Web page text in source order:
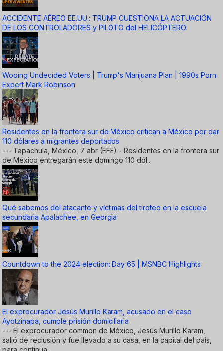
ACCIDENTE AÉREO EE.UU.: TRUMP CUESTIONA LA ACTUACIÓN
DE LOS CONTROLADORES y PILOTO del HELICÓPTERO
Wooing Undecided Voters | Trump's Marijuana Plan | 1990s Porn
Expert Mark Robinson
Residentes en la frontera sur de México critican a México por dar
110 dólares a migrantes deportados
--- Tapachula, México, 7 abr (EFE) - Residentes en la frontera sur
de México entregarán este domingo 110 dól...
Qué sabemos del atacante y víctimas del tiroteo en la escuela
secundaria Apalachee, en Georgia
Countdown to the 2024 election: Day 65 | MSNBC Highlights
El exprocurador Jesús Murillo Karam, acusado en el caso
Ayotzinapa, cumple prisión domiciliaria
--- El exprocurador common de México, Jesús Murillo Karam,
salió de reclusión y fue llevado a su casa, en la capital del país,
para continua...